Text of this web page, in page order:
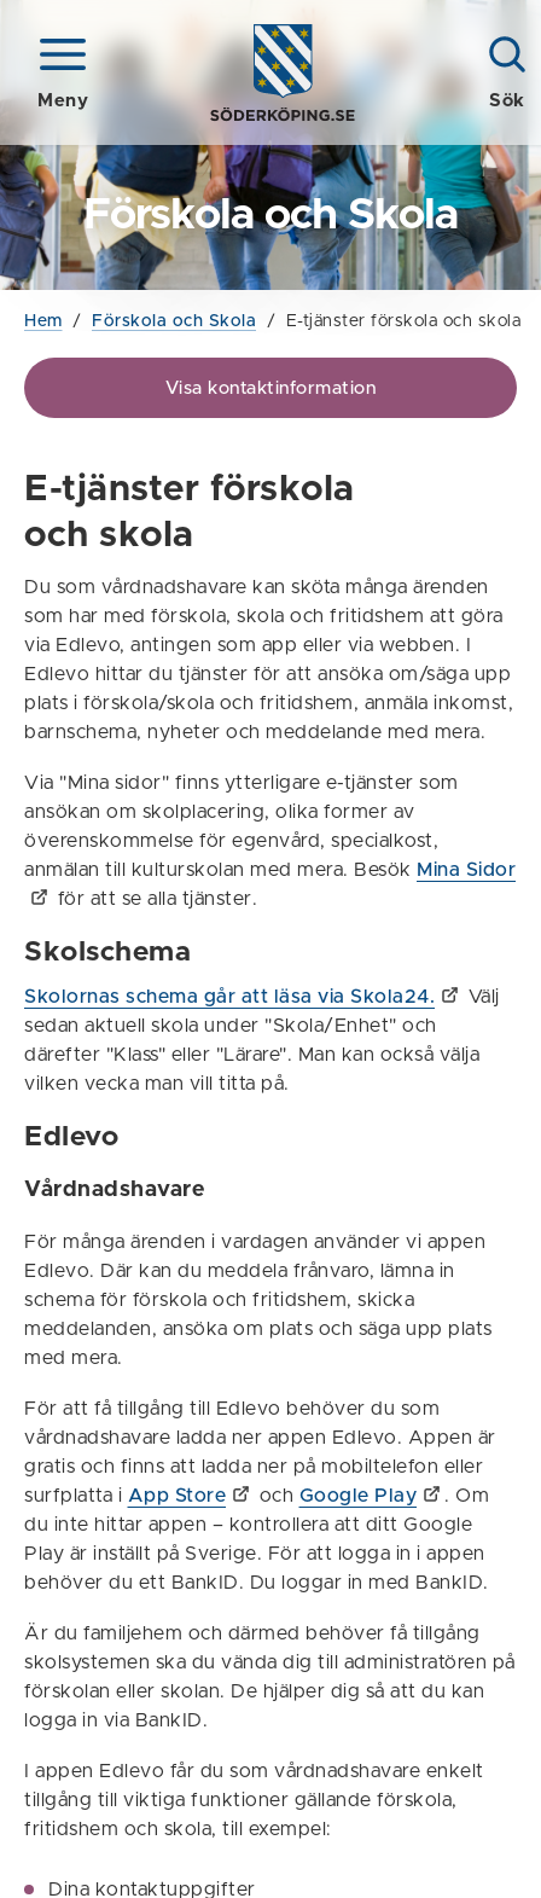
Meny Sök
Förskola och Skola
Hem / Förskola och Skola / E-tjänster förskola och skola
Visa kontaktinformation
E-tjänster förskola
och skola
Du som vårdnadshavare kan sköta många ärenden
som har med förskola, skola och fritidshem att göra
via Edlevo, antingen som app eller via webben. I
Edlevo hittar du tjänster för att ansöka om/säga upp
plats i förskola/skola och fritidshem, anmäla inkomst,
barnschema, nyheter och meddelande med mera.
Via "Mina sidor" finns ytterligare e-tjänster som
ansökan om skolplacering, olika former av
överenskommelse för egenvård, specialkost,
anmälan till kulturskolan med mera. Besök Mina Sidor
för att se alla tjänster.
Skolschema
Skolornas schema går att läsa via Skola24.
Välj
sedan aktuell skola under "Skola/Enhet" och
därefter "Klass" eller "Lärare". Man kan också välja
vilken vecka man vill titta på.
Edlevo
Vårdnadshavare
För många ärenden i vardagen använder vi appen
Edlevo. Där kan du meddela frånvaro, lämna in
schema för förskola och fritidshem, skicka
meddelanden, ansöka om plats och säga upp plats
med mera.
För att få tillgång till Edlevo behöver du som
vårdnadshavare ladda ner appen Edlevo. Appen är
gratis och finns att ladda ner på mobiltelefon eller
surfplatta i App Store och Google Play
. Om
du inte hittar appen – kontrollera att ditt Google
Play är inställt på Sverige. För att logga in i appen
behöver du ett BankID. Du loggar in med BankID.
Är du familjehem och därmed behöver få tillgång
skolsystemen ska du vända dig till administratören på
förskolan eller skolan. De hjälper dig så att du kan
logga in via BankID.
I appen Edlevo får du som vårdnadshavare enkelt
tillgång till viktiga funktioner gällande förskola,
fritidshem och skola, till exempel:
Dina kontaktuppgifter